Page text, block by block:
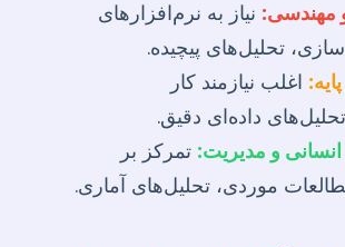
مهندسی: نیاز به نرم‌افزارهای
تحلیل‌های پیچیده.
اغلب نیازمند کار
داده‌ای دقیق.
و مدیریت: تمرکز بر
موردی، تحلیل‌های آماری.